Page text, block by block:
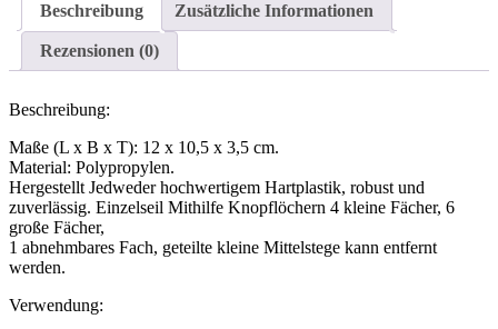
Beschreibung Zusätzliche Informationen
Rezensionen (0)
Beschreibung:
Maße (L x B x T): 12 x 10,5 x 3,5 cm.
Material: Polypropylen.
Hergestellt Jedweder hochwertigem Hartplastik, robust und
zuverlässig. Einzelseil Mithilfe Knopflöchern 4 kleine Fächer, 6
große Fächer,
1 abnehmbares Fach, geteilte kleine Mittelstege kann entfernt
werden.
Verwendung: